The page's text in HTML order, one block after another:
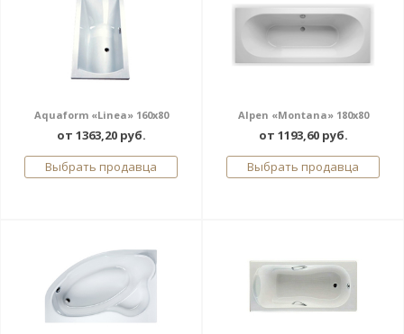
Aquaform «Linea» 160x80
от 1363,20 руб.
Выбрать продавца
Alpen «Montana» 180x80
от 1193,60 руб.
Выбрать продавца